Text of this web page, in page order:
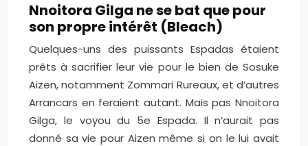
Nnoitora Gilga ne se bat que pour
son propre intérêt (Bleach)
Quelques-uns des puissants Espadas étaient
prêts à sacrifier leur vie pour le bien de Sosuke
Aizen, notamment Zommari Rureaux, et d’autres
Arrancars en feraient autant. Mais pas Nnoitora
Gilga, le voyou du 5e Espada. Il n’aurait pas
donné sa vie pour Aizen même si on le lui avait